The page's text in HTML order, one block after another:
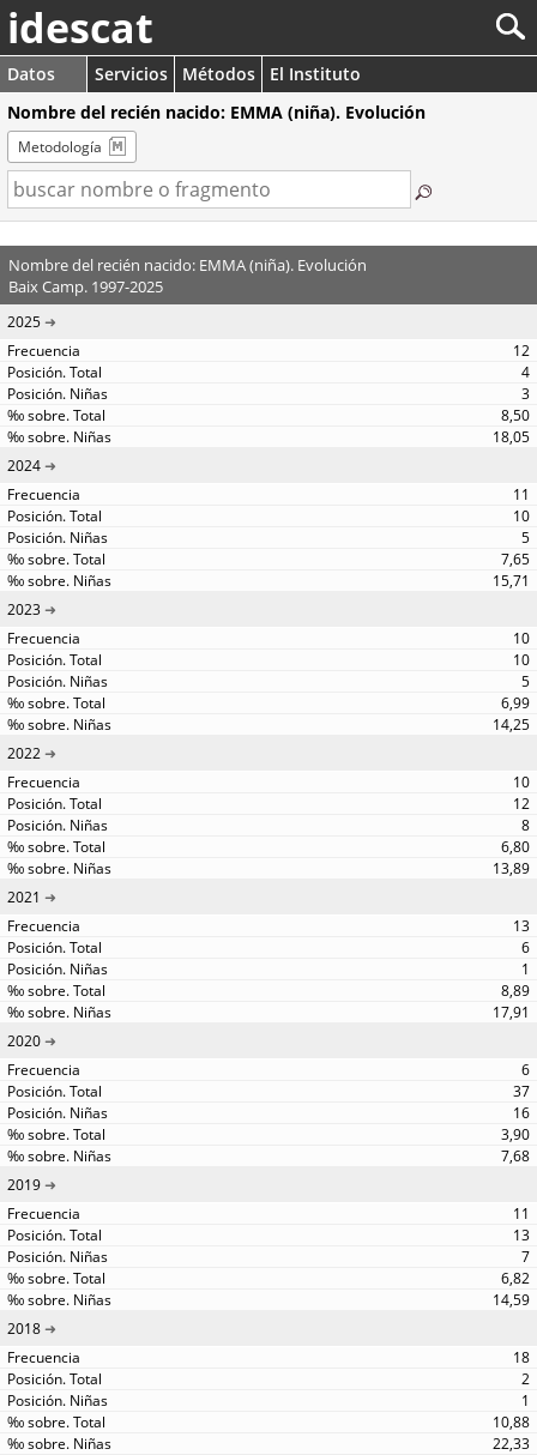
idescat
Datos Servicios Métodos
El Instituto
Nombre del recién nacido: EMMA (niña). Evolución
Metodología
Nombre del recién nacido: EMMA (niña). Evolución
Baix Camp. 1997-2025
2025
12
4
3
8,50
18,05
2024
11
10
5
7,65
15,71
2023
10
10
5
6,99
14,25
2022
10
12
8
6,80
13,89
2021
13
6
1
8,89
17,91
2020
6
37
16
3,90
7,68
2019
11
13
7
6,82
14,59
2018
18
2
1
10,88
22,33